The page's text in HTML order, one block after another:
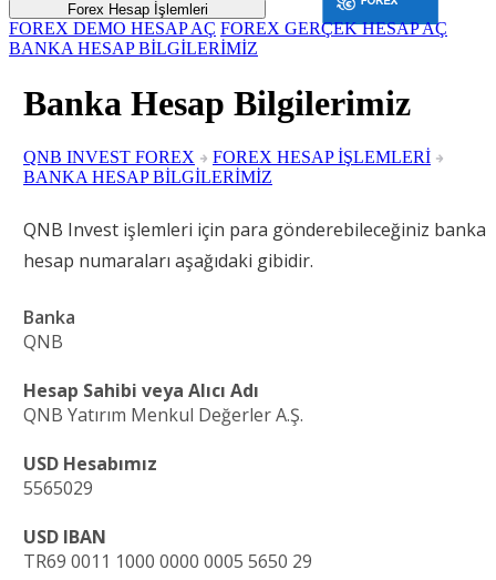
Forex Hesap İşlemleri
FOREX DEMO HESAP AÇ FOREX GERÇEK HESAP AÇ
BANKA HESAP BİLGİLERİMİZ
Banka Hesap Bilgilerimiz
QNB INVEST FOREX
FOREX HESAP İŞLEMLERİ
BANKA HESAP BİLGİLERİMİZ
QNB Invest işlemleri için para gönderebileceğiniz banka
hesap numaraları aşağıdaki gibidir.
Banka
QNB
Hesap Sahibi veya Alıcı Adı
QNB Yatırım Menkul Değerler A.Ş.
USD Hesabımız
5565029
USD IBAN
TR69 0011 1000 0000 0005 5650 29